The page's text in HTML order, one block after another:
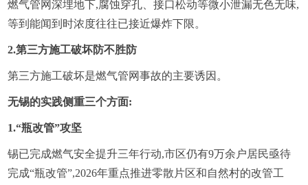
燃气管网深埋地下,腐蚀穿孔、接口松动等微小泄漏无色无味,
等到能闻到时浓度往往已接近爆炸下限。
2.第三方施工破坏防不胜防
第三方施工破坏是燃气管网事故的主要诱因。
无锡的实践侧重三个方面:
1.“瓶改管”攻坚
锡已完成燃气安全提升三年行动,市区仍有9万余户居民亟待
完成“瓶改管”,2026年重点推进零散片区和自然村的改管工